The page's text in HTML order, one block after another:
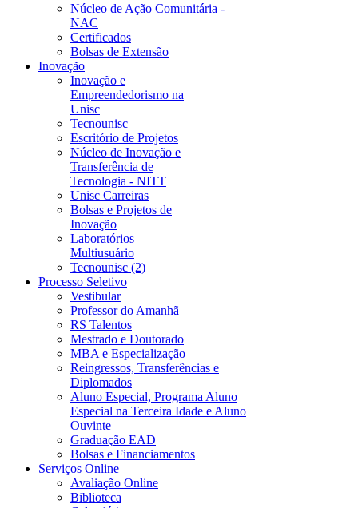
Núcleo de Ação Comunitária -
NAC
Certificados
Bolsas de Extensão
Inovação
Inovação e
Empreendedorismo na
Unisc
Tecnounisc
Escritório de Projetos
Núcleo de Inovação e
Transferência de
Tecnologia - NITT
Unisc Carreiras
Bolsas e Projetos de
Inovação
Laboratórios
Multiusuário
Tecnounisc (2)
Processo Seletivo
Vestibular
Professor do Amanhã
RS Talentos
Mestrado e Doutorado
MBA e Especialização
Reingressos, Transferências e
Diplomados
Aluno Especial, Programa Aluno
Especial na Terceira Idade e Aluno
Ouvinte
Graduação EAD
Bolsas e Financiamentos
Serviços Online
Avaliação Online
Biblioteca